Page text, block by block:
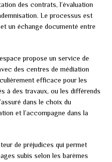
des contrats, l’évaluation
Le processus est
un échange documenté entre
propose un service de
des centres de médiation
efficace pour les
à des travaux, ou les différends
dans le choix du
et l’accompagne dans la
de préjudices qui permet
subis selon les barèmes